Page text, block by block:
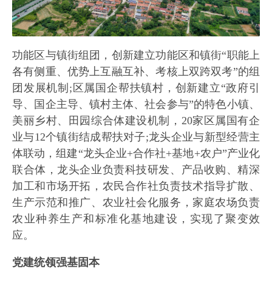
功能区与镇街组团，创新建立功能区和镇街“职能上
各有侧重、优势上互融互补、考核上双跨双考”的组
团发展机制;区属国企帮扶镇村，创新建立“政府引
导、国企主导、镇村主体、社会参与”的特色小镇、
美丽乡村、田园综合体建设机制，20家区属国有企
业与12个镇街结成帮扶对子;龙头企业与新型经营主
体联动，组建“龙头企业+合作社+基地+农户”产业化
联合体，龙头企业负责科技研发、产品收购、精深
加工和市场开拓，农民合作社负责技术指导扩散、
生产示范和推广、农业社会化服务，家庭农场负责
农业种养生产和标准化基地建设，实现了聚变效
应。
党建统领强基固本